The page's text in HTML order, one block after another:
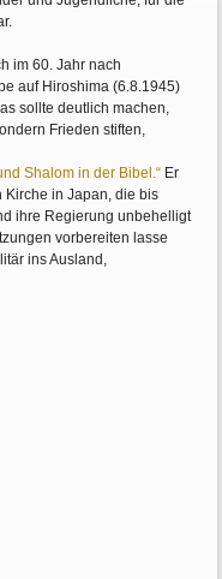
im 60. Jahr nach
auf Hiroshima (6.8.1945)
sollte deutlich machen,
Frieden stiften,
Shalom in der Bibel.“ Er
Kirche in Japan, die bis
ihre Regierung unbehelligt
vorbereiten lasse
ins Ausland,